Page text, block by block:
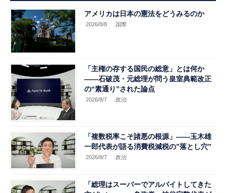
アメリカは日本の憲法をどうみるのか
2026/8/8 .国際
「主権の存する国民の総意」とは何か
――石破茂・元総理が問う皇室典範改正
の“素通り”された論点
2026/8/7 .政治
「複数税率こそ諸悪の根源」――玉木雄
一郎代表が語る消費税減税の”落とし穴”
2026/8/7 .政治
「総理はスーパーでアルバイトしてきた